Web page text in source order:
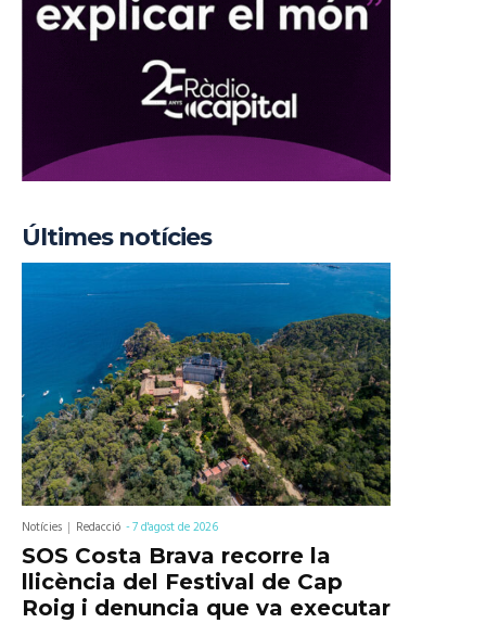
Últimes notícies
Notícies Redacció -7 d'agost de 2026
SOS Costa Brava recorre la
llicència del Festival de Cap
Roig i denuncia que va executar